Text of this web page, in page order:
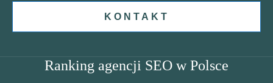
KONTAKT
Ranking agencji SEO w Polsce